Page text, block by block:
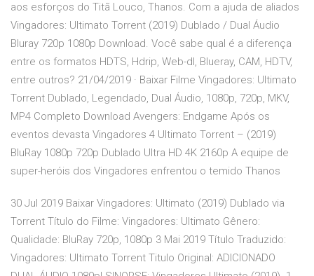
aos esforços do Titã Louco, Thanos. Com a ajuda de aliados
Vingadores: Ultimato Torrent (2019) Dublado / Dual Áudio
Bluray 720p 1080p Download. Você sabe qual é a diferença
entre os formatos HDTS, Hdrip, Web-dl, Blueray, CAM, HDTV,
entre outros? 21/04/2019 · Baixar Filme Vingadores: Ultimato
Torrent Dublado, Legendado, Dual Áudio, 1080p, 720p, MKV,
MP4 Completo Download Avengers: Endgame Após os
eventos devasta Vingadores 4 Ultimato Torrent – (2019)
BluRay 1080p 720p Dublado Ultra HD 4K 2160p A equipe de
super-heróis dos Vingadores enfrentou o temido Thanos
30 Jul 2019 Baixar Vingadores: Ultimato (2019) Dublado via
Torrent Título do Filme: Vingadores: Ultimato Gênero:
Qualidade: BluRay 720p, 1080p 3 Mai 2019 Título Traduzido:
Vingadores: Ultimato Torrent Titulo Original: ADICIONADO